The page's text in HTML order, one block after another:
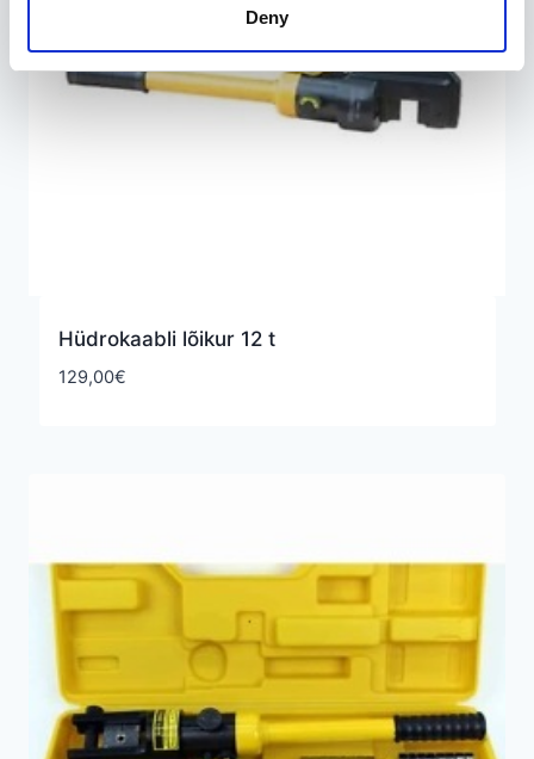
Deny
Hüdrokaabli lõikur 12 t
129,00€